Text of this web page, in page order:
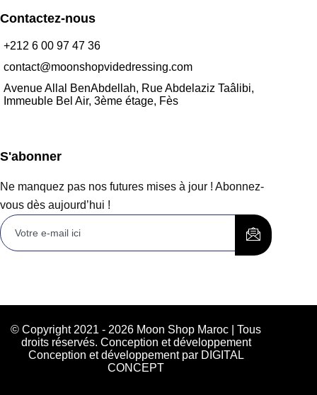
Contactez-nous
+212 6 00 97 47 36
contact@moonshopvidedressing.com
Avenue Allal BenAbdellah, Rue Abdelaziz Taâlibi,
Immeuble Bel Air, 3ème étage, Fès
S'abonner
Ne manquez pas nos futures mises à jour ! Abonnez-
vous dès aujourd’hui !
© Copyright 2021 - 2026 Moon Shop Maroc | Tous
droits réservés. Conception et développement
Conception et développement par DIGITAL
CONCEPT